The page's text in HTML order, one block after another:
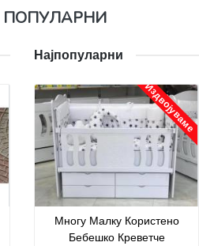
ПОПУЛАРНИ
Најпопуларни
Издвојуваме
Многу Малку Користено
Бебешко Креветче